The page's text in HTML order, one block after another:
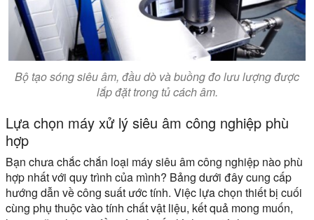
Bộ tạo sóng siêu âm, đầu dò và buồng đo lưu lượng được
lắp đặt trong tủ cách âm.
Lựa chọn máy xử lý siêu âm công nghiệp phù
hợp
Bạn chưa chắc chắn loại máy siêu âm công nghiệp nào phù
hợp nhất với quy trình của mình? Bảng dưới đây cung cấp
hướng dẫn về công suất ước tính. Việc lựa chọn thiết bị cuối
cùng phụ thuộc vào tính chất vật liệu, kết quả mong muốn,